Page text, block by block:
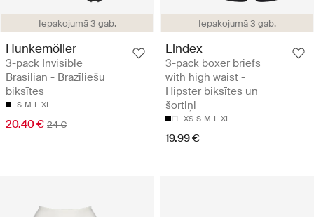
Iepakojumā 3 gab.
Hunkemöller
3-pack Invisible
Brasilian - Brazīliešu
biksītes
S M L XL
20.40 € 24 €
Iepakojumā 3 gab.
Lindex
3-pack boxer briefs
with high waist -
Hipster biksītes un
šortiņi
XS S M L XL
19.99 €